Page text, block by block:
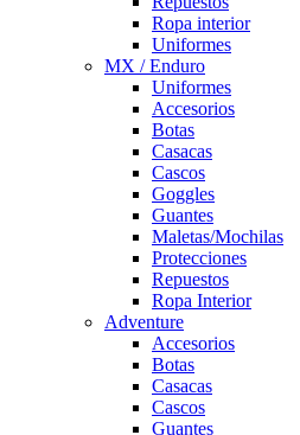
Ropa interior
Uniformes
MX / Enduro
Uniformes
Accesorios
Botas
Casacas
Cascos
Goggles
Guantes
Maletas/Mochilas
Protecciones
Repuestos
Ropa Interior
Adventure
Accesorios
Botas
Casacas
Cascos
Guantes